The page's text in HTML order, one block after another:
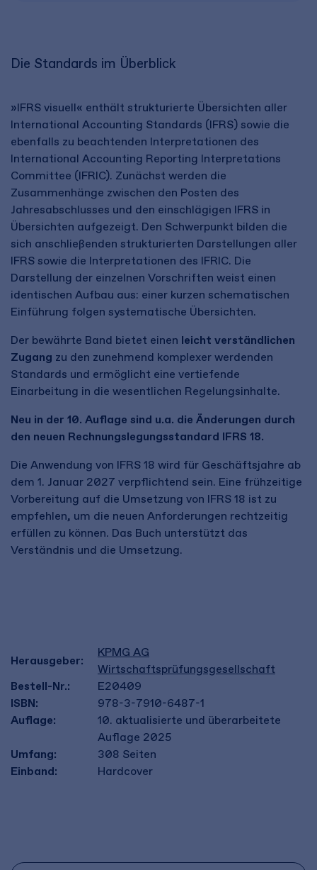
Die Standards im Überblick
»IFRS visuell« enthält strukturierte Übersichten aller
International Accounting Standards (IFRS) sowie die
ebenfalls zu beachtenden Interpretationen des
International Accounting Reporting Interpretations
Committee (IFRIC). Zunächst werden die
Zusammenhänge zwischen den Posten des
Jahresabschlusses und den einschlägigen IFRS in
Übersichten aufgezeigt. Den Schwerpunkt bilden die
sich anschließenden strukturierten Darstellungen aller
IFRS sowie die Interpretationen des IFRIC. Die
Darstellung der einzelnen Vorschriften weist einen
identischen Aufbau aus: einer kurzen schematischen
Einführung folgen systematische Übersichten.
Der bewährte Band bietet einen leicht verständlichen
Zugang zu den zunehmend komplexer werdenden
Standards und ermöglicht eine vertiefende
Einarbeitung in die wesentlichen Regelungsinhalte.
Neu in der 10. Auflage sind u.a. die Änderungen durch
den neuen Rechnungslegungsstandard IFRS 18.
Die Anwendung von IFRS 18 wird für Geschäftsjahre ab
dem 1. Januar 2027 verpflichtend sein. Eine frühzeitige
Vorbereitung auf die Umsetzung von IFRS 18 ist zu
empfehlen, um die neuen Anforderungen rechtzeitig
erfüllen zu können. Das Buch unterstützt das
Verständnis und die Umsetzung.
Herausgeber:
KPMG AG
Wirtschaftsprüfungsgesellschaft
Bestell-Nr.:
E20409
ISBN:
978-3-7910-6487-1
Auflage:
10. aktualisierte und überarbeitete
Auflage 2025
Umfang:
308 Seiten
Einband:
Hardcover